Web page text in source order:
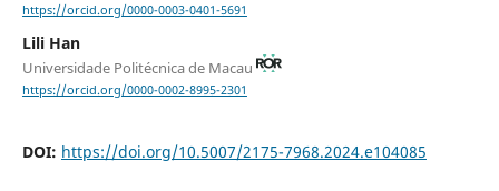
https://orcid.org/0000-0003-0401-5691
Lili Han
Universidade Politécnica de Macau
https://orcid.org/0000-0002-8995-2301
DOI: https://doi.org/10.5007/2175-7968.2024.e104085